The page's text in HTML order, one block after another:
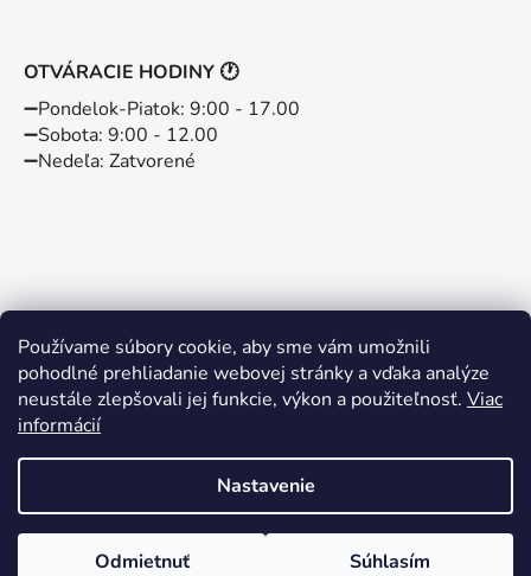
Používame súbory cookie, aby sme vám umožnili
pohodlné prehliadanie webovej stránky a vďaka analýze
neustále zlepšovali jej funkcie, výkon a použiteľnosť. Viac
informácií
Nastavenie
Odmietnuť Súhlasím
OTVÁRACIE HODINY 🕐
➖️Pondelok-Piatok: 9:00 - 17.00
➖️Sobota: 9:00 - 12.00
➖️Nedeľa: Zatvorené
Instagram Facebook
Vytvoril Shoptet
Copyright 2026BABYBABO . Všetky práva vyhradené.